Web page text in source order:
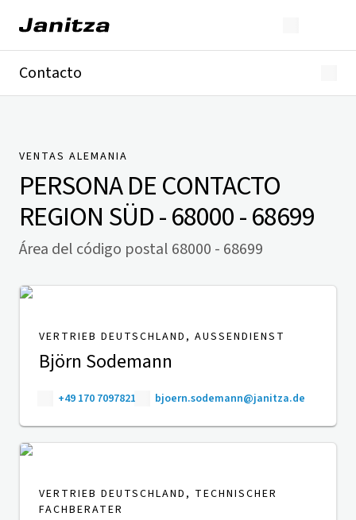
Contacto
Presse
VENTAS ALEMANIA
PERSONA DE CONTACTO
REGION SÜD - 68000 - 68699
Área del código postal 68000 - 68699
VERTRIEB DEUTSCHLAND, AUSSENDIENST
Björn Sodemann
+49 170 7097821 bjoern.sodemann@janitza.de
VERTRIEB DEUTSCHLAND, TECHNISCHER
FACHBERATER